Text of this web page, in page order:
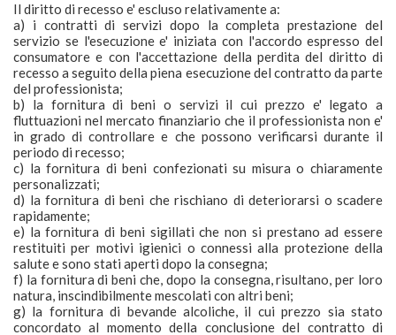
Il diritto di recesso e' escluso relativamente a:
a) i contratti di servizi dopo la completa prestazione del
servizio se l'esecuzione e' iniziata con l'accordo espresso del
consumatore e con l'accettazione della perdita del diritto di
recesso a seguito della piena esecuzione del contratto da parte
del professionista;
b) la fornitura di beni o servizi il cui prezzo e' legato a
fluttuazioni nel mercato finanziario che il professionista non e'
in grado di controllare e che possono verificarsi durante il
periodo di recesso;
c) la fornitura di beni confezionati su misura o chiaramente
personalizzati;
d) la fornitura di beni che rischiano di deteriorarsi o scadere
rapidamente;
e) la fornitura di beni sigillati che non si prestano ad essere
restituiti per motivi igienici o connessi alla protezione della
salute e sono stati aperti dopo la consegna;
f) la fornitura di beni che, dopo la consegna, risultano, per loro
natura, inscindibilmente mescolati con altri beni;
g) la fornitura di bevande alcoliche, il cui prezzo sia stato
concordato al momento della conclusione del contratto di